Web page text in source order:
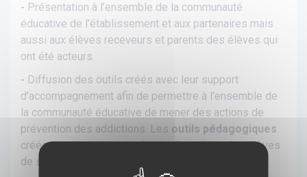
- Présentation à l’ensemble de la communauté
éducative de l’établissement et aux partenaires mais
aussi aux élèves receveurs et parents des élèves qui
ont été acteurs.
- Diffusion des outils créés avec leur support
d’accompagnement afin de permettre à l’ensemble de
la communauté éducative de mener des actions de
prévention des addictions. Les outils pédagogiques
créés et utilisés au sein des lycées ciblent les élèves
de seconde ou/et de première.